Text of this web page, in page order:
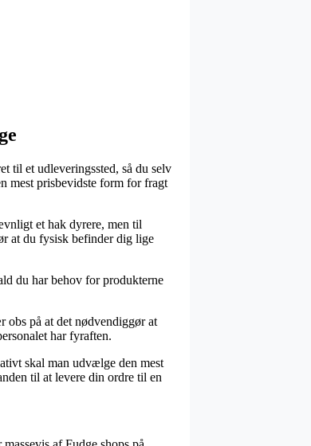
til et udleveringssted, så du selv
mest prisbevidste form for fragt
et hak dyrere, men til
at du fysisk befinder dig lige
du har behov for produkterne
obs på at det nødvendiggør at
har fyraften.
skal man udvælge den mest
til at levere din ordre til en